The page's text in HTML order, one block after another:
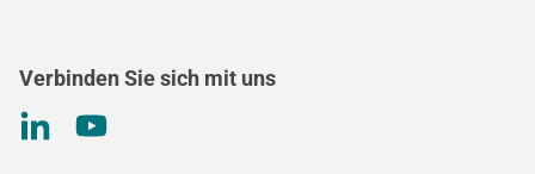
Verbinden Sie sich mit uns